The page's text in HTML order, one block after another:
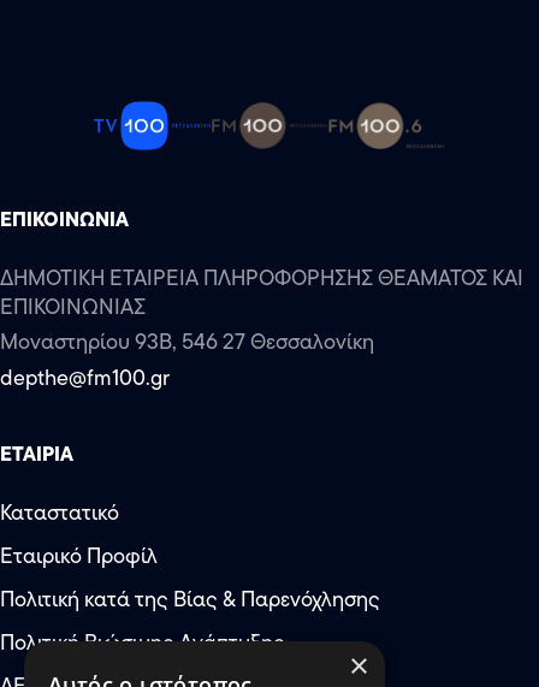
ΕΠΙΚΟΙΝΩΝΙΑ
ΔΗΜΟΤΙΚΗ ΕΤΑΙΡΕΙΑ ΠΛΗΡΟΦΟΡΗΣΗΣ ΘΕΑΜΑΤΟΣ ΚΑΙ
ΕΠΙΚΟΙΝΩΝΙΑΣ
Μοναστηρίου 93Β, 546 27 Θεσσαλονίκη
depthe@fm100.gr
ΕΤΑΙΡΙΑ
Καταστατικό
Εταιρικό Προφίλ
Πολιτική κατά της Βίας & Παρενόχλησης
Πολιτική Βιώσιμης Ανάπτυξης
×